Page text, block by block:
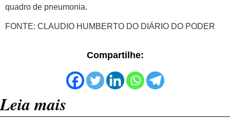
quadro de pneumonia.
FONTE: CLAUDIO HUMBERTO DO DIÁRIO DO PODER
Compartilhe:
Leia mais